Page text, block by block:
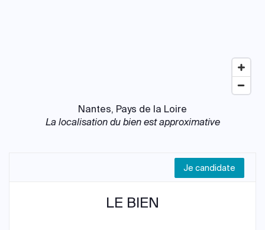
Nantes, Pays de la Loire
La localisation du bien est approximative
Je candidate
LE BIEN